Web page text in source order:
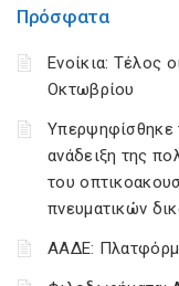
Πρόσφατα
Ενοίκια: Τέλος
Οκτωβρίου
Υπερψηφίσθηκε
ανάδειξη της
του
πνευματικών
ΑΑΔΕ: